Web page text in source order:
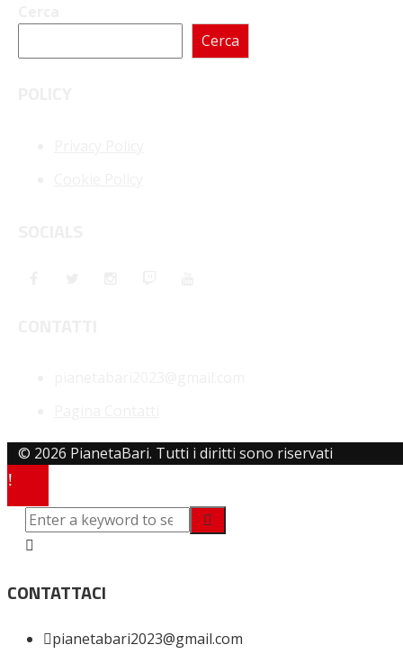
Cerca
© 2026 PianetaBari. Tutti i diritti sono riservati
CONTATTACI
pianetabari2023@gmail.com